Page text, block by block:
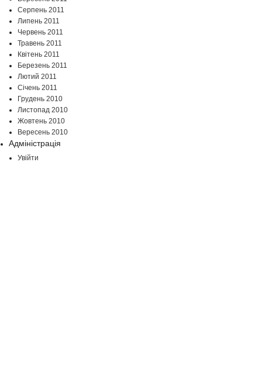
Серпень 2011
Липень 2011
Червень 2011
Травень 2011
Квітень 2011
Березень 2011
Лютий 2011
Січень 2011
Грудень 2010
Листопад 2010
Жовтень 2010
Вересень 2010
Адміністрація
Увійти